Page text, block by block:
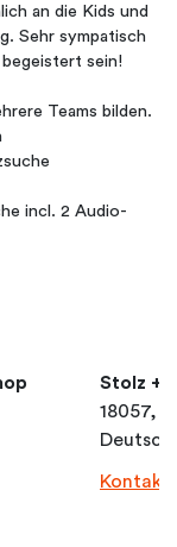
an die Kids und
Sehr sympatisch
sein!
Teams bilden.
incl. 2 Audio-
Stolz +
18057,